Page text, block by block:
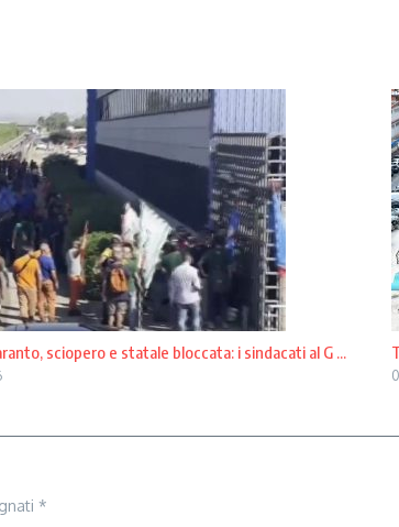
sciopero e statale bloccata: i sindacati al G ...
*